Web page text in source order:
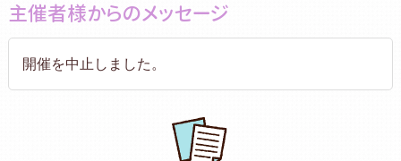
主催者様からのメッセージ
開催を中止しました。